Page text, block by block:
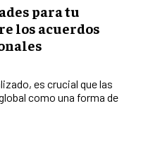
para tu
los acuerdos
es crucial que las
como una forma de